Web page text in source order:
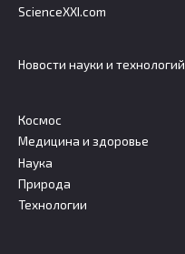
ScienceXXI.com
Новости науки и технологий
Космос
Медицина и здоровье
Наука
Природа
Технологии